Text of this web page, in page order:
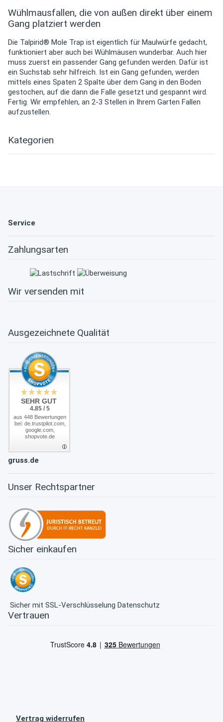
Wühlmausfallen, die von außen direkt über einem
Gang platziert werden
Die Talpirid® Mole Trap ist eigentlich für Maulwürfe gedacht,
funktioniert aber auch bei Wühlmäusen wunderbar. Auch hier
muss zuerst ein passender Gang gefunden werden. Dafür ist
ein Suchstab sehr hilfreich. Ist ein Gang gefunden, werden
mittels eines Spaten 2 Spalte über dem Gang in den Boden
gestochen, auf die dann die Falle gesetzt und gespannt wird.
Fertig. Wir empfehlen, an 2-3 Stellen in Ihrem Garten Fallen
aufzustellen.
Kategorien
Service
Zahlungsarten
Wir versenden mit
Ausgezeichnete Qualität
SEHR GUT
4.85 / 5
aus 448 Bewertungen
bei: de.trustpilot.com,
google.com,
shopvote.de
gruss.de
Unser Rechtspartner
Sicher einkaufen
Sicher mit SSL-Verschlüsselung Datenschutz
Vertrauen
Vertrag widerrufen